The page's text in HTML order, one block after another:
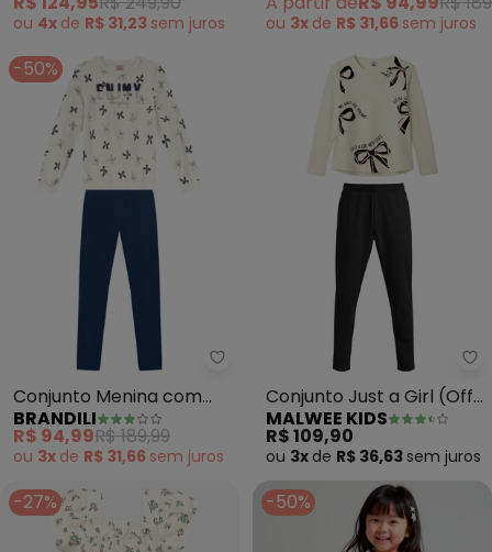
ou 4x de R$ 31,23 sem juros ou 3x de R$ 31,66 sem juros
-50%
Brandili - Conjunto Menina
Conjunto Menina com
Paetês (Natural)
BRANDILI
R$ 94,99R$ 189,99
ou 3x de R$ 31,66 sem juros
Conjunto Just a Girl (Off
White)
MALWEE KIDS
R$ 109,90
ou 3x de R$ 36,63 sem juros
-27% -50%